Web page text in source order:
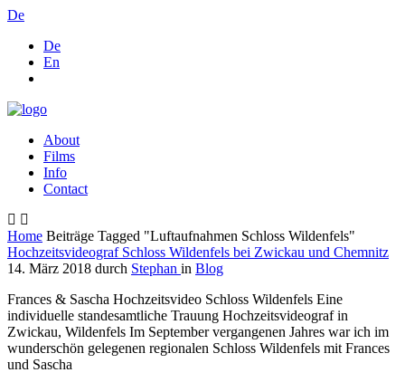
De
De
En
About
Films
Info
Contact
Home Beiträge Tagged "Luftaufnahmen Schloss Wildenfels"
Hochzeitsvideograf Schloss Wildenfels bei Zwickau und Chemnitz
14. März 2018 durch Stephan in Blog
Frances & Sascha Hochzeitsvideo Schloss Wildenfels Eine
individuelle standesamtliche Trauung Hochzeitsvideograf in
Zwickau, Wildenfels Im September vergangenen Jahres war ich im
wunderschön gelegenen regionalen Schloss Wildenfels mit Frances
und Sascha